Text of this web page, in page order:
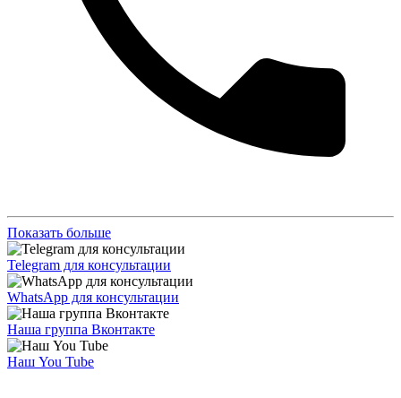
Показать больше
Telegram для консультации
WhatsApp для консультации
Наша группа Вконтакте
Наш You Tube